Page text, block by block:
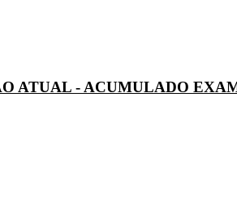
ATUAL - ACUMULADO